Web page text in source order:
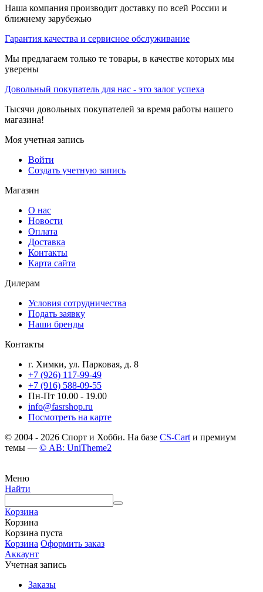
Наша компания производит доставку по всей России и
ближнему зарубежью
Гарантия качества и сервисное обслуживание
Мы предлагаем только те товары, в качестве которых мы
уверены
Довольный покупатель для нас - это залог успеха
Тысячи довольных покупателей за время работы нашего
магазина!
Моя учетная запись
Войти
Создать учетную запись
Магазин
О нас
Новости
Оплата
Доставка
Контакты
Карта сайта
Дилерам
Условия сотрудничества
Подать заявку
Наши бренды
Контакты
г. Химки, ул. Парковая, д. 8
+7 (926) 117-99-49
+7 (916) 588-09-55
Пн-Пт 10.00 - 19.00
info@fasrshop.ru
Посмотреть на карте
© 2004 - 2026 Спорт и Хобби. На базе CS-Cart и премиум
темы — © AB: UniTheme2
Меню
Найти
Корзина
Корзина
Корзина пуста
Корзина Оформить заказ
Аккаунт
Учетная запись
Заказы